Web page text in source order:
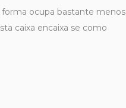
ocupa bastante menos
caixa encaixa se como